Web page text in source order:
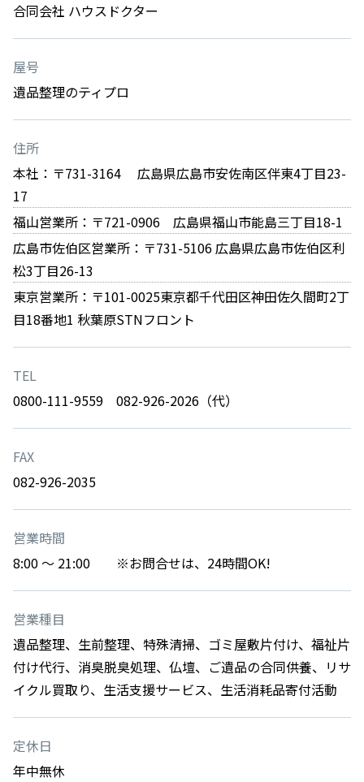
合同会社 ハウスドクター
屋号
遺品整理のティプロ
住所
本社：〒731-3164 広島県広島市安佐南区伴東4丁目23-
17
福山営業所：〒721-0906 広島県福山市能島三丁目18-1
広島市佐伯区営業所：〒731-5106 広島県広島市佐伯区利
松3丁目26-13
東京営業所：〒101-0025東京都千代田区神田佐久間町2丁
目18番地1 秋葉原STNフロント
TEL
0800-111-9559 082-926-2026（代）
FAX
082-926-2035
営業時間
8:00 ～ 21:00 ※お問合せは、24時間OK!
営業種目
遺品整理、生前整理、特殊清掃、ゴミ屋敷片付け、福祉片
付け代行、消臭脱臭処理、仏壇、ご遺品の合同供養、リサ
イクル買取り、生活支援サービス、生活消耗品寄付活動
定休日
年中無休